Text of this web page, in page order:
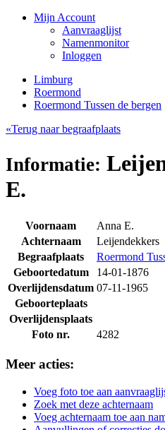
Mijn Account
Aanvraaglijst
Namenmonitor
Inloggen
Limburg
Roermond
Roermond Tussen de bergen
«Terug naar begraafplaats
Informatie:
E.
Voornaam
Anna E.
Achternaam
Leijendekkers
Begraafplaats
Roermond
Geboortedatum
14-01-1876
Overlijdensdatum 07-11-1965
Geboorteplaats
Overlijdensplaats
Foto nr.
4282
Meer acties:
Voeg foto toe aan
Zoek met deze achternaam
Voeg achternaam toe aan